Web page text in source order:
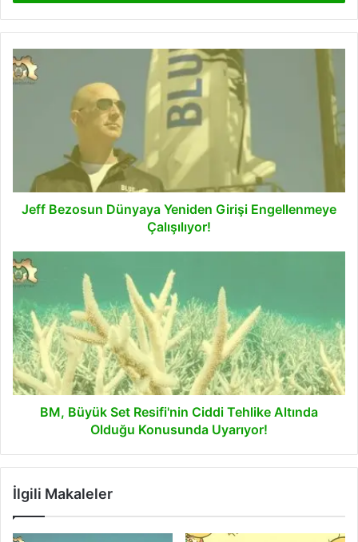
Jeff
Bezosun
Jeff Bezosun Dünyaya Yeniden Girişi Engellenmeye
Çalışılıyor!
BM,
Büyük
Resifi'nin
Ciddi
Tehlike
Altında
Olduğu
Konusunda
Uyarıyor!BM, Büyük Set Resifi'nin Ciddi Tehlike Altında
Olduğu Konusunda Uyarıyor!
İlgili Makaleler